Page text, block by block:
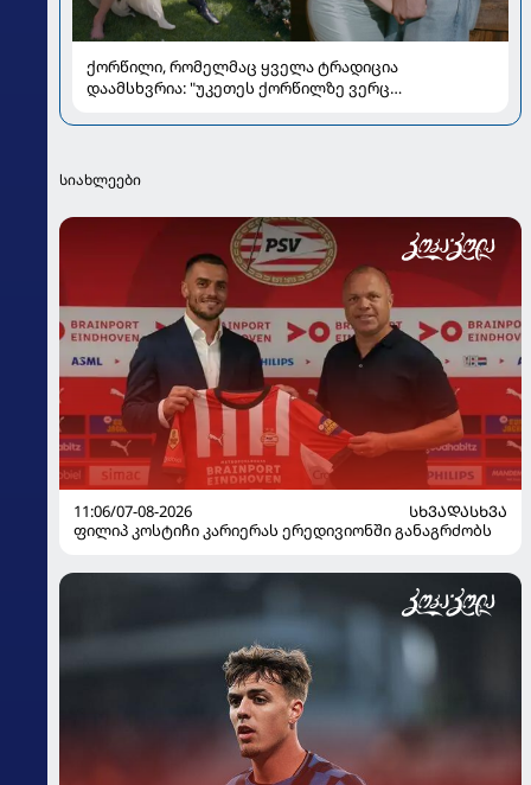
ქორწილი, რომელმაც ყველა ტრადიცია
დაამსხვრია: "უკეთეს ქორწილზე ვერც
სიახლეები
11:06/07-08-2026
ᲡᲮᲕᲐᲓᲐᲡᲮᲕᲐ
ფილიპ კოსტიჩი კარიერას ერედივიონში განაგრძობს